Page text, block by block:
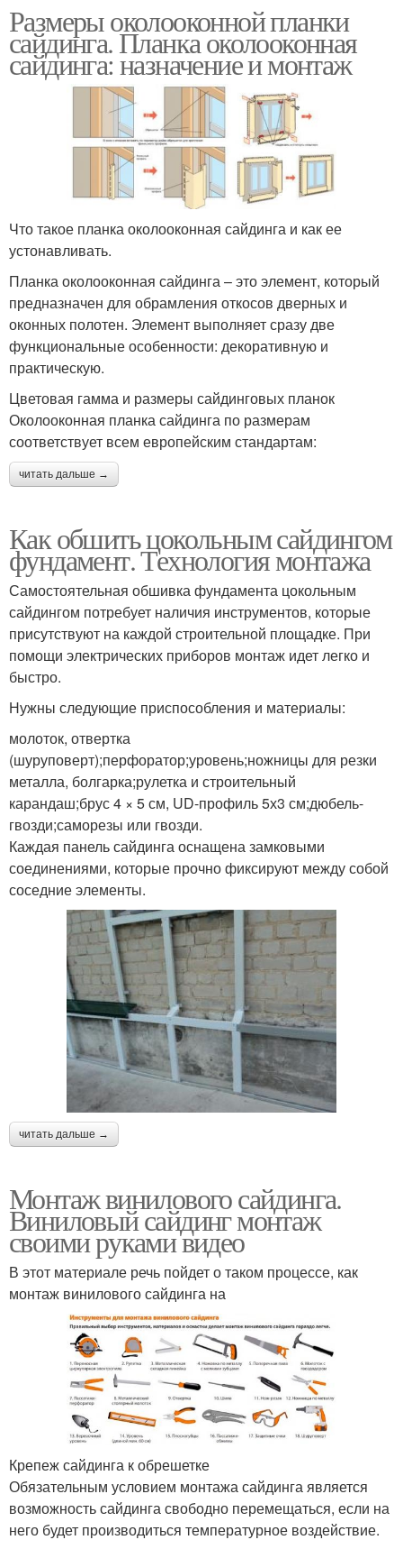
Размеры околооконной планки
сайдинга. Планка околооконная
сайдинга: назначение и монтаж
Что такое планка околооконная сайдинга и как ее
устонавливать.
Планка околооконная сайдинга – это элемент, который
предназначен для обрамления откосов дверных и
оконных полотен. Элемент выполняет сразу две
функциональные особенности: декоративную и
практическую.
Цветовая гамма и размеры сайдинговых планок
Околооконная планка сайдинга по размерам
соответствует всем европейским стандартам:
читать дальше →
Как обшить цокольным сайдингом
фундамент. Технология монтажа
Самостоятельная обшивка фундамента цокольным
сайдингом потребует наличия инструментов, которые
присутствуют на каждой строительной площадке. При
помощи электрических приборов монтаж идет легко и
быстро.
Нужны следующие приспособления и материалы:
молоток, отвертка
(шуруповерт);перфоратор;уровень;ножницы для резки
металла, болгарка;рулетка и строительный
карандаш;брус 4 × 5 см, UD-профиль 5х3 см;дюбель-
гвозди;саморезы или гвозди.
Каждая панель сайдинга оснащена замковыми
соединениями, которые прочно фиксируют между собой
соседние элементы.
читать дальше →
Монтаж винилового сайдинга.
Виниловый сайдинг монтаж
своими руками видео
В этот материале речь пойдет о таком процессе, как
монтаж винилового сайдинга на
Крепеж сайдинга к обрешетке
Обязательным условием монтажа сайдинга является
возможность сайдинга свободно перемещаться, если на
него будет производиться температурное воздействие.